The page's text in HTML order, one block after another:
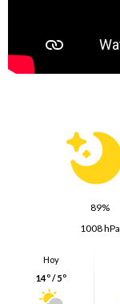
89%
1008 hPa
Hoy
14º / 5º